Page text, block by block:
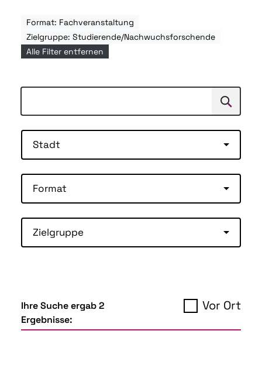
Format: Fachveranstaltung
Zielgruppe: Studierende/Nachwuchsforschende
Alle Filter entfernen
Suchen
Stadt
Format
Zielgruppe
Ihre Suche ergab 2
Ergebnisse:
Vor Ort